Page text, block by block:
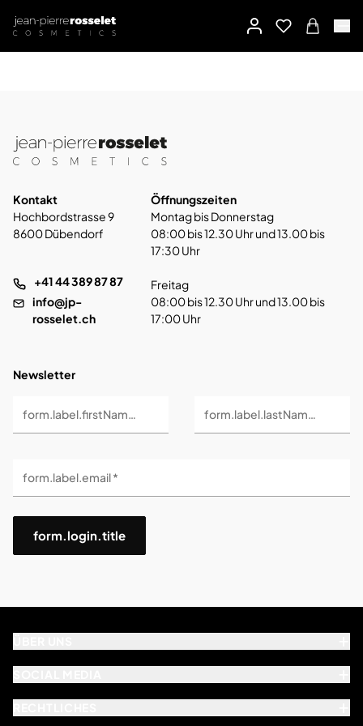
Kontakt
Hochbordstrasse 9
8600 Dübendorf
+41 44 389 87 87
info@jp-
rosselet.ch
Öffnungszeiten
Montag bis Donnerstag
08:00 bis 12.30 Uhr und 13.00 bis
17:30 Uhr
Freitag
08:00 bis 12.30 Uhr und 13.00 bis
17:00 Uhr
Newsletter
form.label.firstName * form.label.lastName *
form.label.email *
form.login.title